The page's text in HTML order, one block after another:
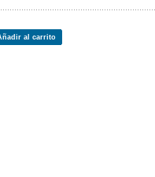
al carrito